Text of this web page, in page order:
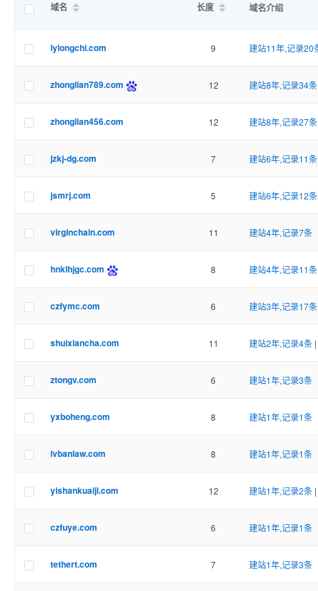
域名 长度 域名介绍
lylongchi.com 9 建站11年,记录20
zhonglian789.com 12 建站8年,记录34条
zhonglian456.com 12 建站8年,记录27条
jzkj-dg.com 7 建站6年,记录11条
jsmrj.com 5 建站6年,记录12条
virginchain.com 11 建站4年,记录7条
hnklhjgc.com 8 建站4年,记录11条
czfymc.com 6 建站3年,记录17条
shuixiancha.com 11 建站2年,记录4条 |
ztongv.com 6 建站1年,记录3条
yxboheng.com 8 建站1年,记录1条
lvbanlaw.com 8 建站1年,记录1条
yishankuaiji.com 12 建站1年,记录2条 |
czfuye.com 6 建站1年,记录1条
tethert.com 7 建站1年,记录3条